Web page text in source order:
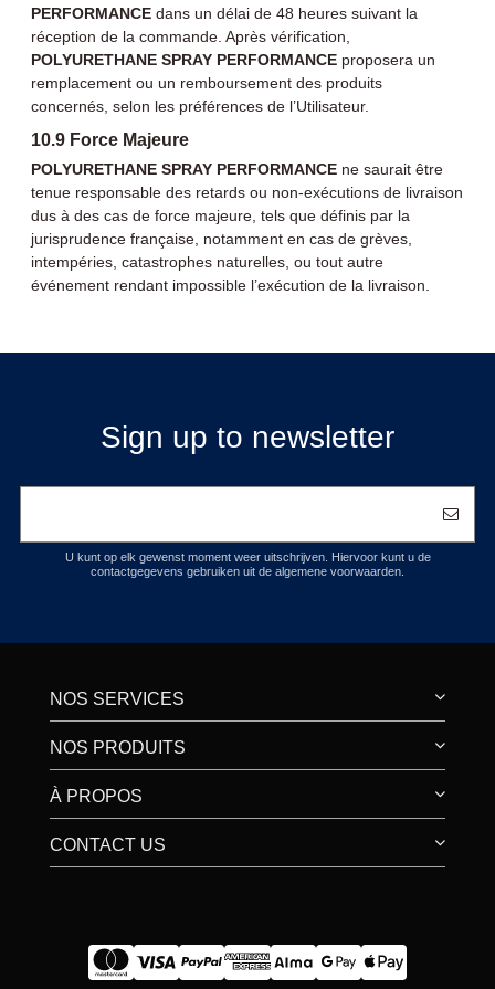
PERFORMANCE dans un délai de 48 heures suivant la
réception de la commande. Après vérification,
POLYURETHANE SPRAY PERFORMANCE proposera un
remplacement ou un remboursement des produits
concernés, selon les préférences de l’Utilisateur.
10.9 Force Majeure
POLYURETHANE SPRAY PERFORMANCE ne saurait être
tenue responsable des retards ou non-exécutions de livraison
dus à des cas de force majeure, tels que définis par la
jurisprudence française, notamment en cas de grèves,
intempéries, catastrophes naturelles, ou tout autre
événement rendant impossible l’exécution de la livraison.
Sign up to newsletter
U kunt op elk gewenst moment weer uitschrijven. Hiervoor kunt u de
contactgegevens gebruiken uit de algemene voorwaarden.
NOS SERVICES
NOS PRODUITS
À PROPOS
CONTACT US